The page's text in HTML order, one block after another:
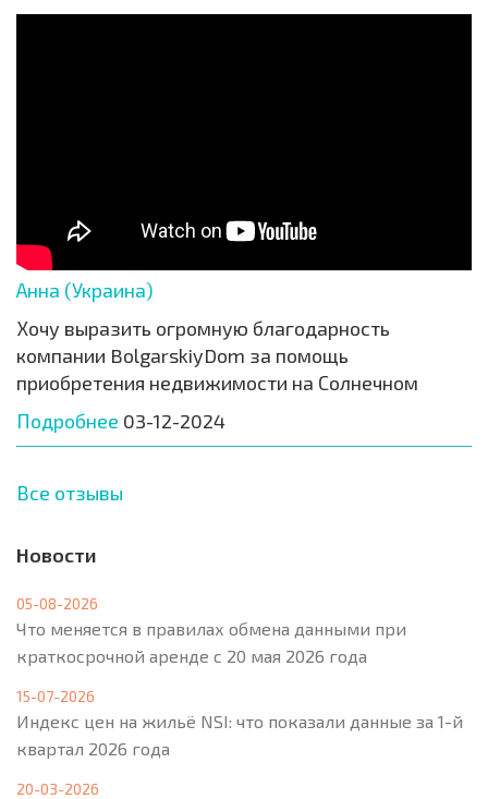
Анна (Украина)
Хочу выразить огромную благодарность
компании BolgarskiyDom за помощь
приобретения недвижимости на Солнечном
Подробнее 03-12-2024
Все отзывы
Новости
05-08-2026
Что меняется в правилах обмена данными при
краткосрочной аренде с 20 мая 2026 года
15-07-2026
Индекс цен на жильё NSI: что показали данные за 1-й
квартал 2026 года
20-03-2026